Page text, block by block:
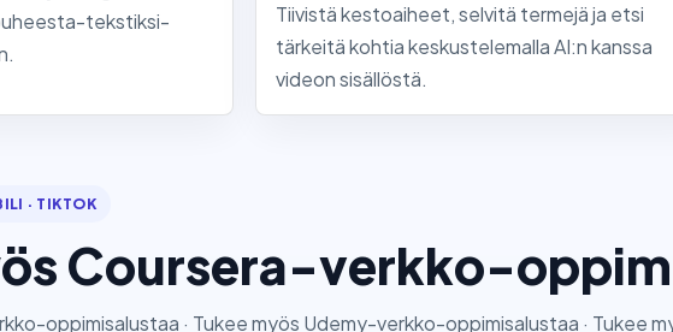
tekstiksi-
Tiivistä kestoaiheet, selvitä termejä ja etsi
tärkeitä kohtia keskustelemalla AI:n kanssa
videon sisällöstä.
· TIKTOK
Coursera-verkko-
oppimisalustaa · Tukee myös Udemy-verkko-oppimisalustaa · Tukee